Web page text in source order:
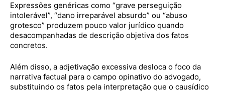
Expressões genéricas como “grave perseguição
intolerável”, “dano irreparável absurdo” ou “abuso
grotesco” produzem pouco valor jurídico quando
desacompanhadas de descrição objetiva dos fatos
concretos.
Além disso, a adjetivação excessiva desloca o foco da
narrativa factual para o campo opinativo do advogado,
substituindo os fatos pela interpretação que o causídico